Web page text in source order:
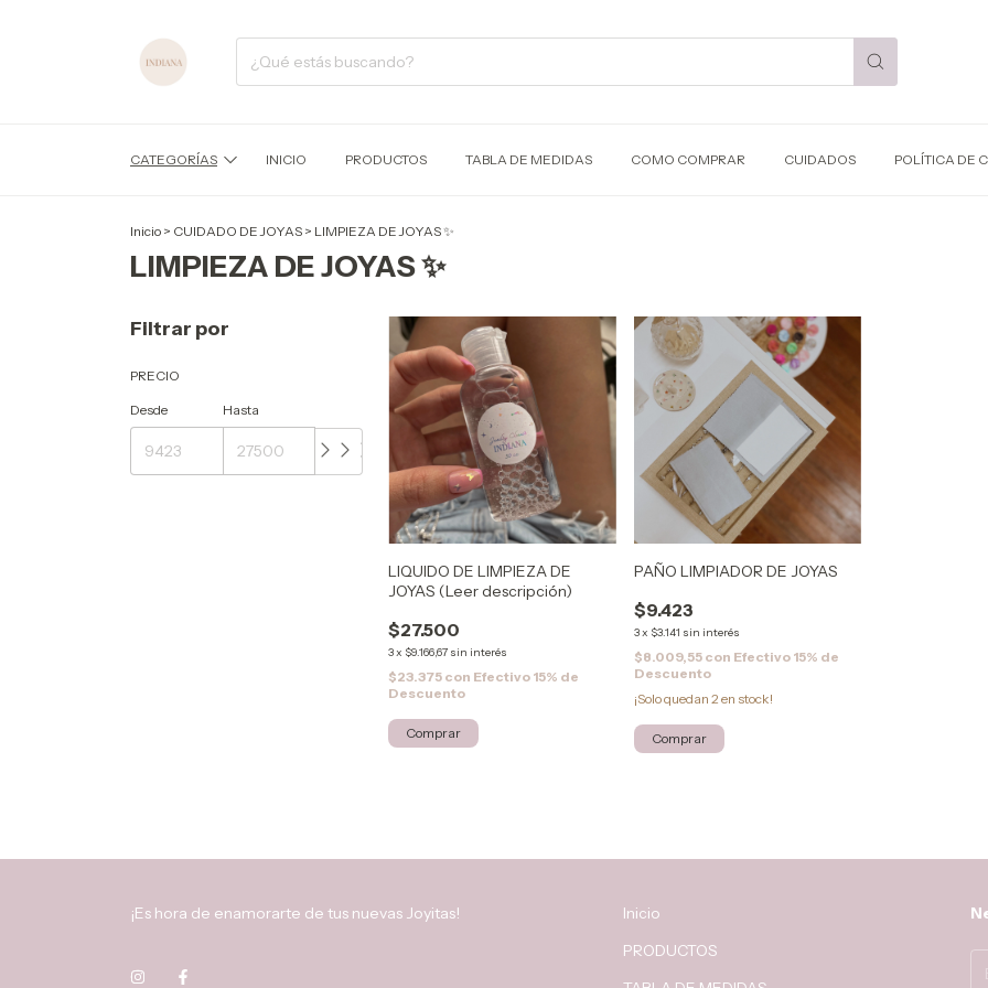
CATEGORÍAS INICIO PRODUCTOS TABLA DE MEDIDAS COMO COMPRAR CUIDADOS POLÍTICA DE
Inicio > CUIDADO DE JOYAS > LIMPIEZA DE JOYAS ✨
LIMPIEZA DE JOYAS ✨
Filtrar por
PRECIO
Desde Hasta
LIQUIDO DE LIMPIEZA DE
JOYAS (Leer descripción)
$27.500
3x $9.166,67 sin interés
$23.375 con Efectivo 15% de
Descuento
PAÑO LIMPIADOR DE JOYAS
$9.423
3x $3.141 sin interés
$8.009,55 con Efectivo 15% de
Descuento
¡Solo quedan 2 en stock!
¡Es hora de enamorarte de tus nuevas Joyitas!
Inicio
PRODUCTOS